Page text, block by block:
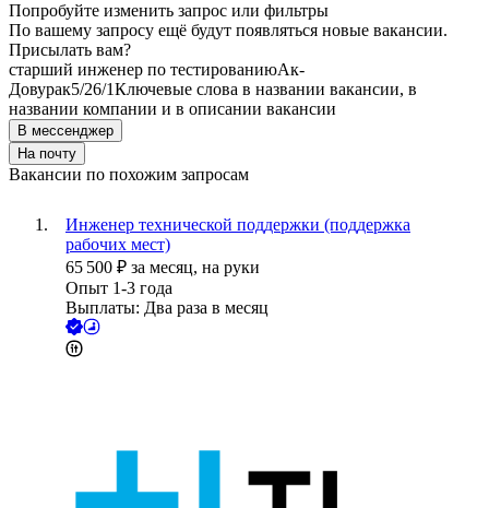
Попробуйте изменить запрос или фильтры
По вашему запросу ещё будут появляться новые вакансии.
Присылать вам?
старший инженер по тестированиюАк-
Довурак5/26/1Ключевые слова в названии вакансии, в
названии компании и в описании вакансии
В мессенджер
На почту
Вакансии по похожим запросам
Инженер технической поддержки (поддержка
рабочих мест)
65 500 ₽ за месяц, на руки
Опыт 1-3 года
Выплаты: Два раза в месяц